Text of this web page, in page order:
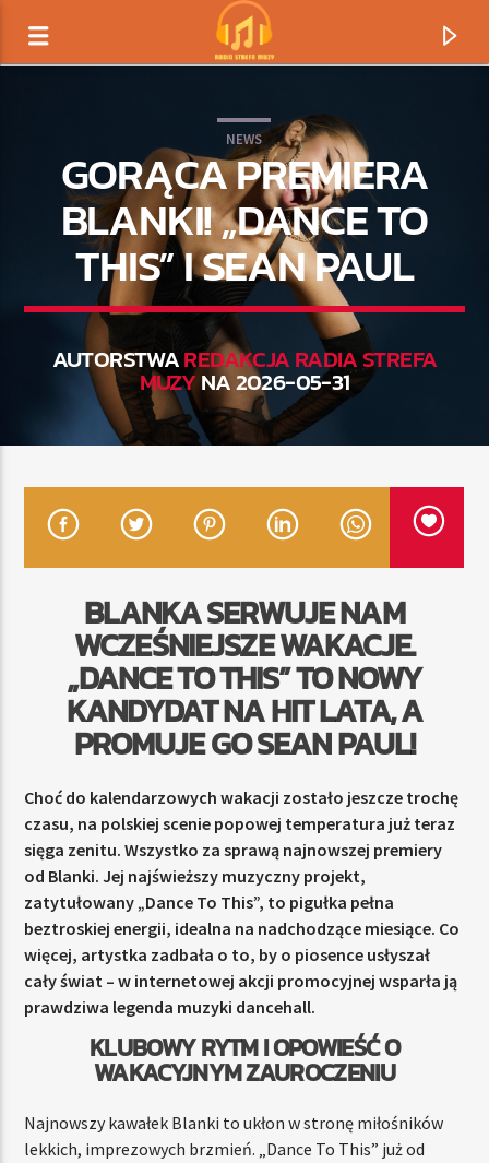
TERAZ GRAMY
TYTUŁ
RADIO STREFA MUZY
00:00 21:00
Radio Strefa Muzy
NEWS
GORĄCA PREMIERA
BLANKI! „DANCE TO
THIS” I SEAN PAUL
AUTORSTWAREDAKCJA RADIA STREFA
MUZYNA 2026-05-31
BLANKA SERWUJE NAM
WCZEŚNIEJSZE WAKACJE.
„DANCE TO THIS” TO NOWY
KANDYDAT NA HIT LATA, A
PROMUJE GO SEAN PAUL!
Choć do kalendarzowych wakacji zostało jeszcze trochę
czasu, na polskiej scenie popowej temperatura już teraz
sięga zenitu. Wszystko za sprawą najnowszej premiery
od Blanki. Jej najświeższy muzyczny projekt,
zatytułowany „Dance To This”, to pigułka pełna
beztroskiej energii, idealna na nadchodzące miesiące. Co
więcej, artystka zadbała o to, by o piosence usłyszał
cały świat – w internetowej akcji promocyjnej wsparła ją
prawdziwa legenda muzyki dancehall.
KLUBOWY RYTM I OPOWIEŚĆ O
WAKACYJNYM ZAUROCZENIU
Najnowszy kawałek Blanki to ukłon w stronę miłośników
lekkich, imprezowych brzmień. „Dance To This” już od